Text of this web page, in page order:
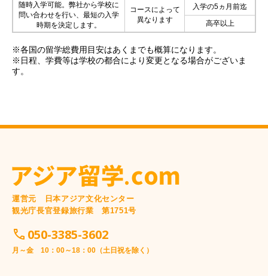
随時入学可能。弊社から学校に
問い合わせを行い、最短の入学
時期を決定します。
コースによって
異なります
入学の5ヵ月前迄
高卒以上
※各国の留学総費用目安はあくまでも概算になります。
※日程、学費等は学校の都合により変更となる場合がございま
す。
運営元 日本アジア文化センター
観光庁長官登録旅行業 第1751号
050-3385-3602
月～金 10：00～18：00（土日祝を除く）